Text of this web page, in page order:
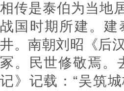
相传是泰伯为当地
战国时期所建。
井。南朝刘昭《后
冢。民世修敬焉。
记》记载：“吴筑